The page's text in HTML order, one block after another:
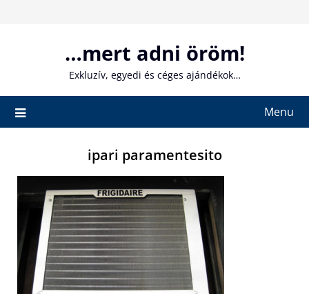
…mert adni öröm!
Exkluzív, egyedi és céges ajándékok…
Menu
ipari paramentesito